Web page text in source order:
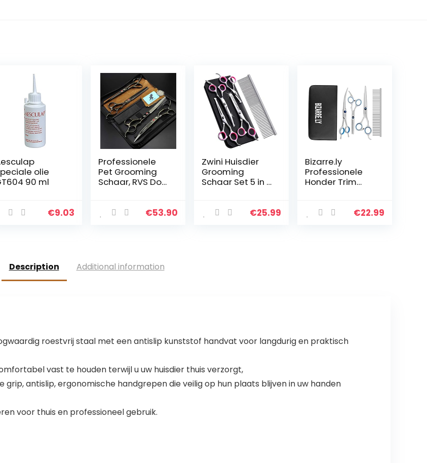
olie
90 ml
€9.03
Professionele
Pet Grooming
Schaar, RVS Dog
Lichaam,
€53.90
Zwini Huisdier
Grooming
Schaar Set 5 in 1
Grooming
€25.99
Bizarre.ly
Professionele
Honder Trim
Huisdier
€22.99
Description Additional information
roestvrij staal met een antislip kunststof handvat voor langdurig en praktisch
vast te houden terwijl u uw huisdier thuis verzorgt,
antislip, ergonomische handgrepen die veilig op hun plaats blijven in uw handen
voor thuis en professioneel gebruik.